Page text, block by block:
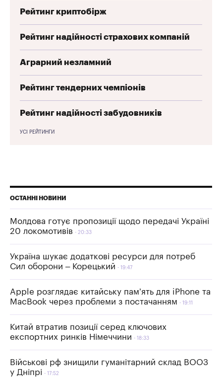
Рейтинг криптобірж
Рейтинг надійності страхових компаній
Аграрний незламний
Рейтинг тендерних чемпіонів
Рейтинг надійності забудовників
УСІ РЕЙТИНГИ
ОСТАННІ НОВИНИ
Молдова готує пропозиції щодо передачі Україні
20 локомотивів
20:33
Україна шукає додаткові ресурси для потреб
Сил оборони – Корецький
19:47
Apple розглядає китайську пам’ять для iPhone та
MacBook через проблеми з постачанням
19:11
Китай втратив позиції серед ключових
експортних ринків Німеччини
18:33
Військові рф знищили гуманітарний склад ВООЗ
у Дніпрі
17:52